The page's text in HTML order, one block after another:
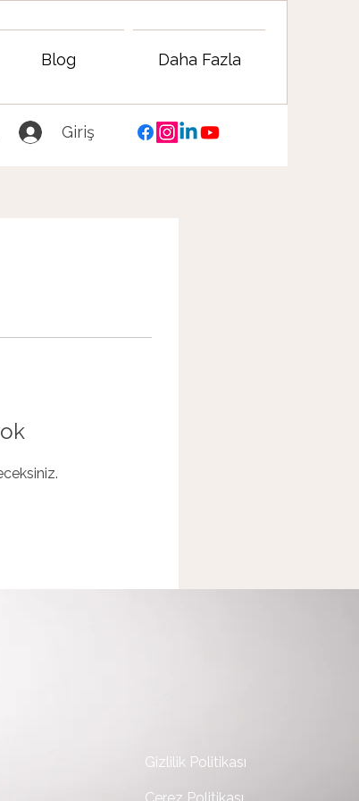
Blog Daha Fazla
Giriş
Gizlilik Politikası